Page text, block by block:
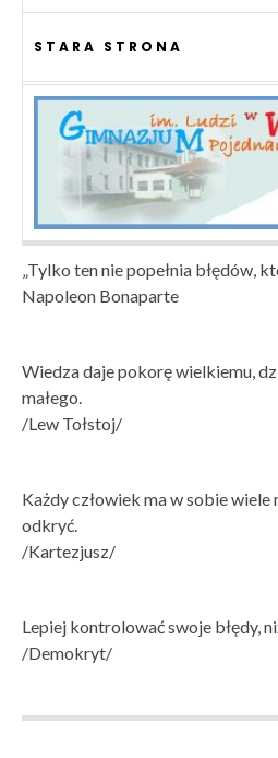
STARA STRONA
„Tylko ten nie popełnia błędów,
Napoleon Bonaparte
Wiedza daje pokorę wielkiemu,
małego.
/Lew Tołstoj/
Każdy człowiek ma w sobie
odkryć.
/Kartezjusz/
Lepiej kontrolować swoje błędy,
/Demokryt/